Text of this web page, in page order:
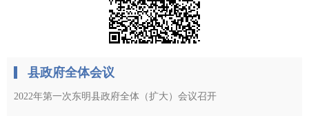
县政府全体会议
2022年第一次东明县政府全体（扩大）会议召开